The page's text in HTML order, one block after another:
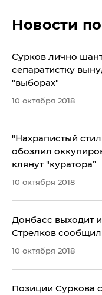
Новости
Сурков лично
сепаратистку
"выборах"
10 октября 2018
​"Нахрапистый
обозлил
клянут "куратора”
10 октября 2018
Донбасс выходит
Стрелков сообщил
10 октября 2018
Позиции Суркова